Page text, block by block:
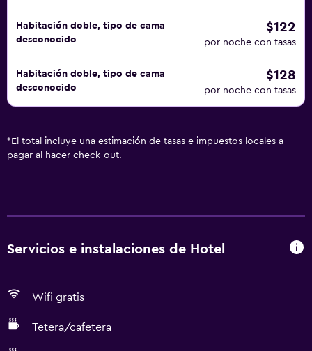
Habitación doble, tipo de cama
desconocido
$122
por noche con tasas
Habitación doble, tipo de cama
desconocido
$128
por noche con tasas
* El total incluye una estimación de tasas e impuestos locales a
pagar al hacer check-out.
Servicios e instalaciones de Hotel
Wifi gratis
Tetera/cafetera